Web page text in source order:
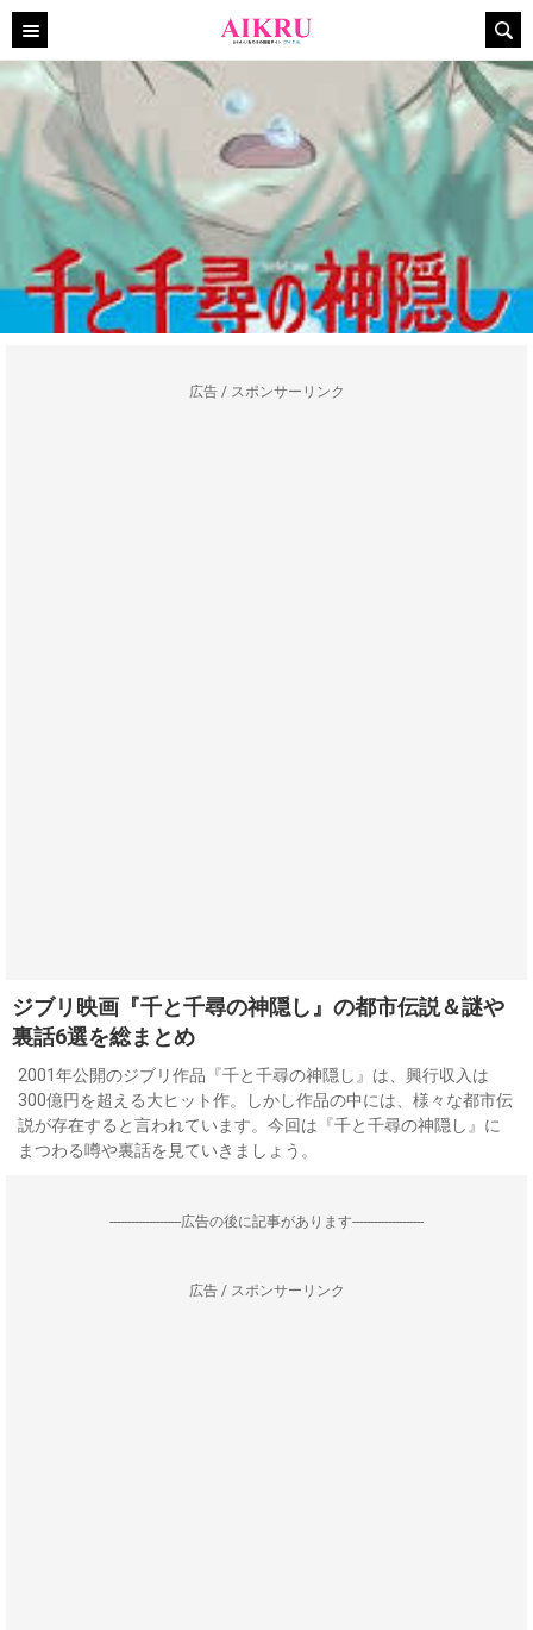
広告 / スポンサーリンク
ジブリ映画『千と千尋の神隠し』の都市伝説＆謎や
裏話6選を総まとめ
2001年公開のジブリ作品『千と千尋の神隠し』は、興行収入は
300億円を超える大ヒット作。しかし作品の中には、様々な都市伝
説が存在すると言われています。今回は『千と千尋の神隠し』に
まつわる噂や裏話を見ていきましょう。
--------------------広告の後に記事があります--------------------
広告 / スポンサーリンク